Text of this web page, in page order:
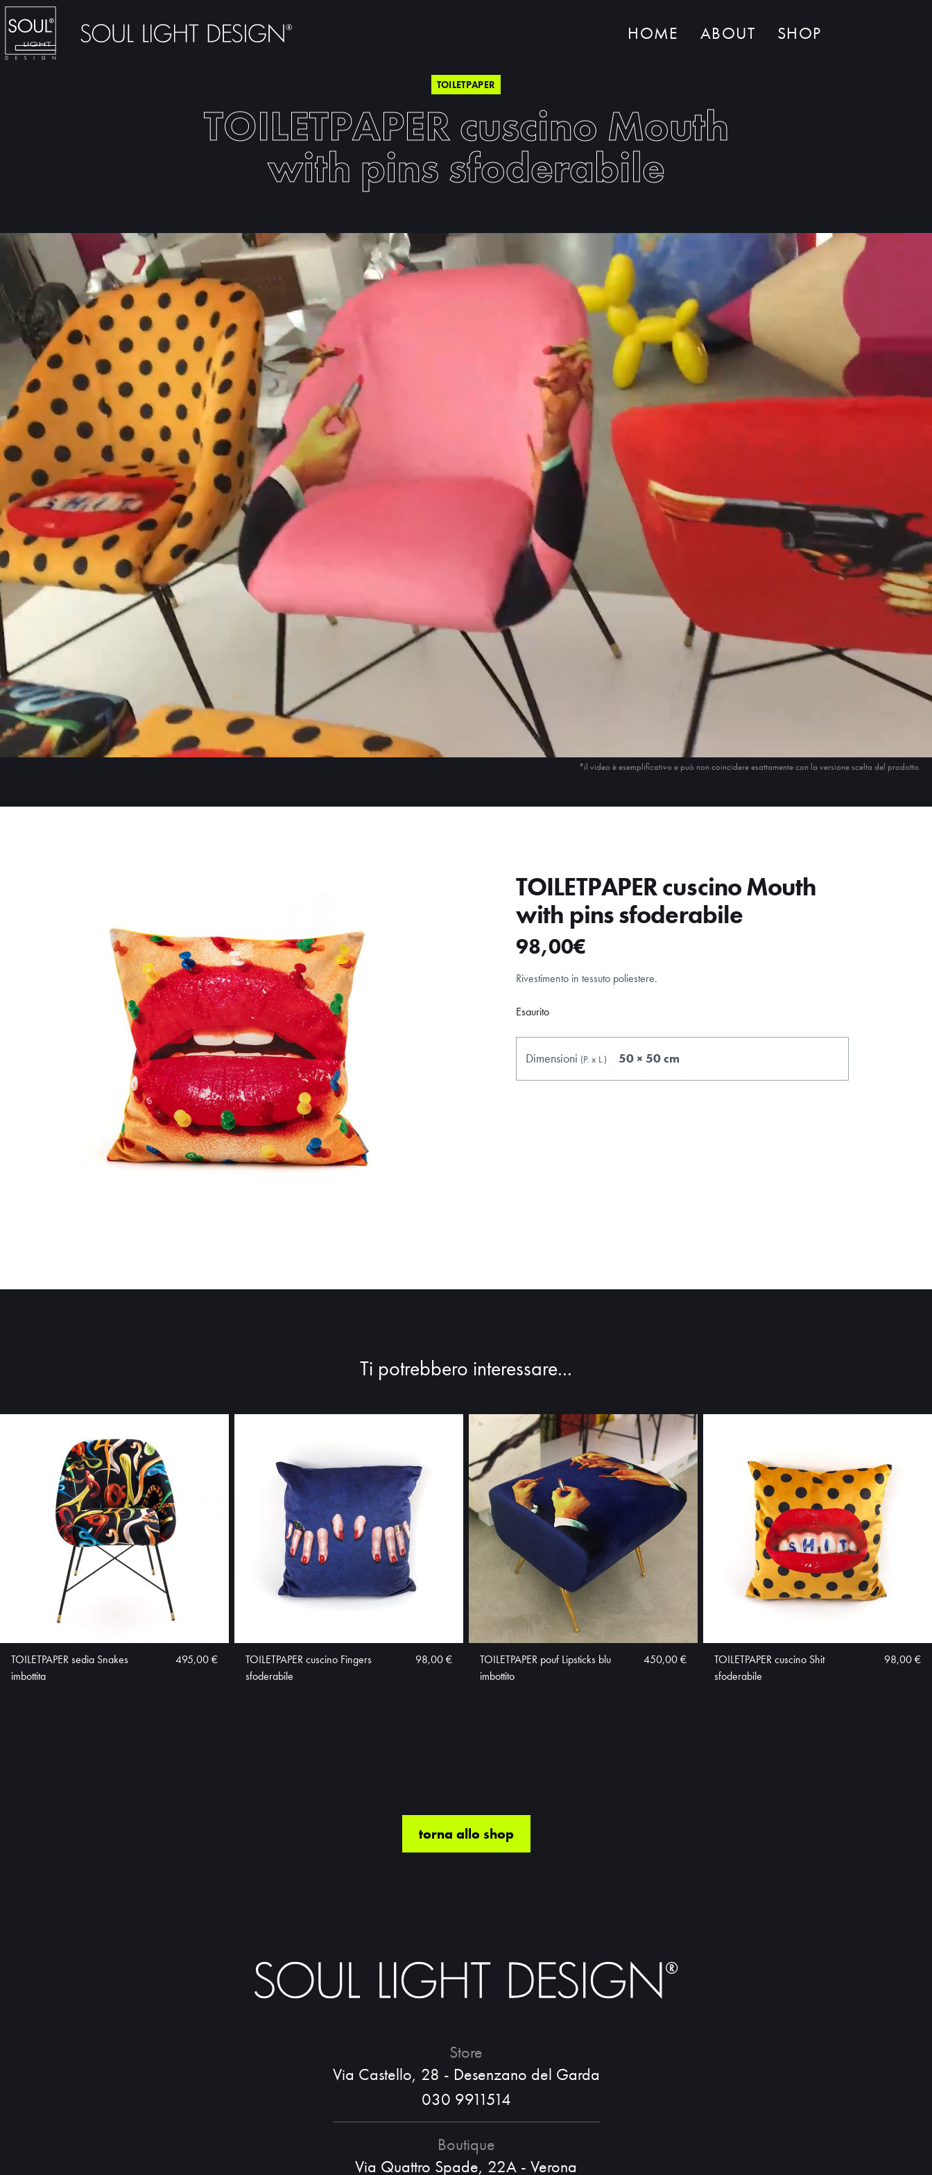
HOME ABOUT SHOP
TOILETPAPER
TOILETPAPER cuscino Mouth
with pins sfoderabile
*il video è esemplificativo e può non coincidere esattamente con la versione scelta del prodotto.
TOILETPAPER cuscino Mouth
with pins sfoderabile
98,00€
Rivestimento in tessuto poliestere.
Esaurito
Dimensioni (P. x L.) 50 × 50 cm
Ti potrebbero interessare...
TOILETPAPER sedia Snakes
imbottita
495,00 €
TOILETPAPER cuscino Fingers
sfoderabile
98,00 €
TOILETPAPER pouf Lipsticks blu
imbottito
450,00 €
TOILETPAPER cuscino Shit
sfoderabile
98,00 €
torna allo shop
Store
Via Castello, 28 - Desenzano del Garda
030 9911514
Boutique
Via Quattro Spade, 22A - Verona